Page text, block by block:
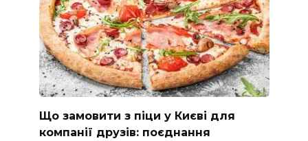
Що замовити з піци у Києві для
компанії друзів: поєднання